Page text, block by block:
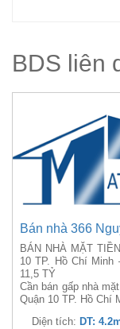
BDS liên
Bán nhà 366
BÁN NHÀ MẶT
10 TP. Hồ Chí
11,5 TỶ
Cần bán gấp nhà
Quận 10 TP. Hồ Chí
Diện tích: DT: